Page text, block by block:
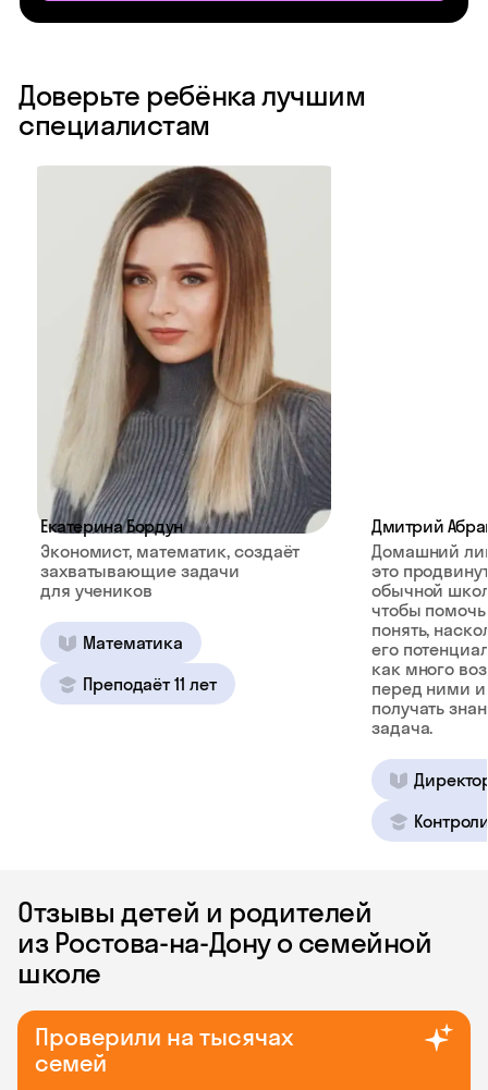
Доверьте ребёнка лучшим
специалистам
Екатерина Бордун
Экономист, математик, создаёт
захватывающие задачи
для учеников
Математика
Преподаёт 11 лет
Дмитрий
Домашний
это
обычной
чтобы
понять,
его
как много
перед ними и
получать
задача.
Отзывы детей и родителей
из Ростова-на-Дону о семейной
школе
Проверили на тысячах
семей